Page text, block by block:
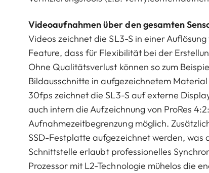
Videoaufnahmen über den gesamten
Videos zeichnet die SL3-S in einer
Feature, dass für Flexibilität bei der
Ohne Qualitätsverlust können so zum
Bildausschnitte in aufgezeichnetem
30fps zeichnet die SL3-S auf externe
auch intern die Aufzeichnung von ProRes
Aufnahmezeitbegrenzung möglich.
SSD-Festplatte aufgezeichnet werden,
Schnittstelle erlaubt professionelles
Prozessor mit L2-Technologie mühelos die